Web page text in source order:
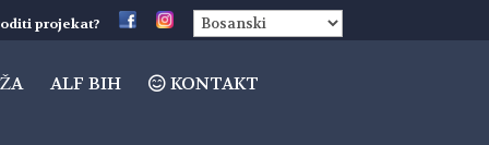
projekat?
ALF BIH KONTAKT